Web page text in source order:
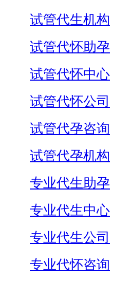
试管代生机构
试管代怀助孕
试管代怀中心
试管代怀公司
试管代孕咨询
试管代孕机构
专业代生助孕
专业代生中心
专业代生公司
专业代怀咨询